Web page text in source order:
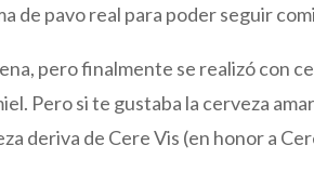
de pavo real para poder seguir
pero finalmente se realizó con
Pero si te gustaba la cerveza
deriva de Cere Vis (en honor a